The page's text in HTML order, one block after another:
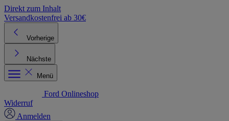
Direkt zum Inhalt
Versandkostenfrei ab 30€
Vorherige
Nächste
Menü
Ford Onlineshop
Widerruf
Anmelden